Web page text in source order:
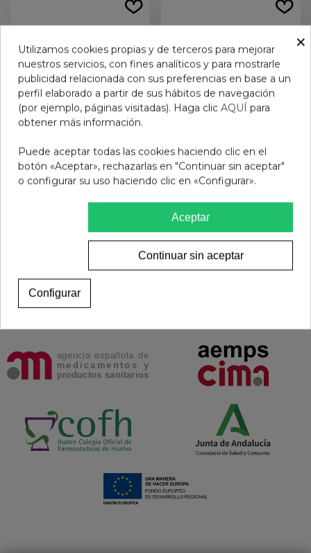
FISIOCREM CREMA 60 G
10,95 €
FISIOTEND 30 CAPS
25,95 €
×
Utilizamos cookies propias y de terceros para mejorar
nuestros servicios, con fines analíticos y para mostrarle
publicidad relacionada con sus preferencias en base a un
perfil elaborado a partir de sus hábitos de navegación
(por ejemplo, páginas visitadas). Haga clic AQUÍ para
obtener más información.
Puede aceptar todas las cookies haciendo clic en el
botón «Aceptar», rechazarlas en "Continuar sin aceptar"
o configurar su uso haciendo clic en «Configurar».
Aceptar
Continuar sin aceptar
Configurar